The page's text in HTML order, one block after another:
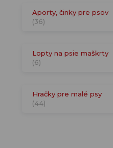
Aporty, činky pre psov
(36)
Lopty na psie maškrty
(6)
Hračky pre malé psy
(44)